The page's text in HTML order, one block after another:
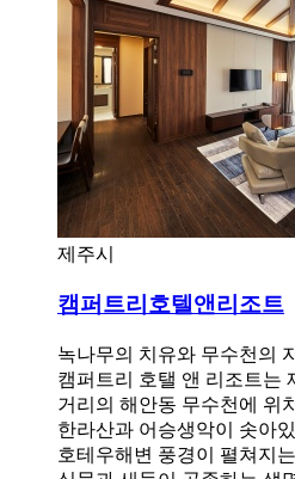
제주시
캠퍼트리호텔앤리조트
녹나무의 치유와 무수천의
캠퍼트리 호탤 앤 리조트는
거리의 해안동 무수천에 위
한라산과 어승생악이 솟아
호테우해변 풍경이 펼쳐지